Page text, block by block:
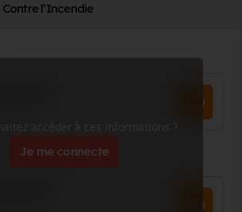
l’Incendie
accéder à ces informations ?
Je me connecte